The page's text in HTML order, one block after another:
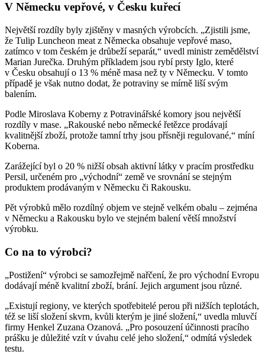
V Německu vepřové, v Česku kuřecí
Největší rozdíly byly zjištěny v masných výrobcích. „Zjistili jsme,
že Tulip Luncheon meat z Německa obsahuje vepřové maso,
zatímco v tom českém je drůbeží separát,“ uvedl ministr zemědělství
Marian Jurečka. Druhým příkladem jsou rybí prsty Iglo, které
v Česku obsahují o 13 % méně masa než ty v Německu. V tomto
případě je však nutno dodat, že potraviny se mírně liší svým
balením.
Podle Miroslava Koberny z Potravinářské komory jsou největší
rozdíly v mase. „Rakouské nebo německé řetězce prodávají
kvalitnější zboží, protože tamní trhy jsou přísněji regulované,“ míní
Koberna.
Zarážející byl o 20 % nižší obsah aktivní látky v pracím prostředku
Persil, určeném pro „východní“ země ve srovnání se stejným
produktem prodávaným v Německu či Rakousku.
Pět výrobků mělo rozdílný objem ve stejně velkém obalu – zejména
v Německu a Rakousku bylo ve stejném balení větší množství
výrobku.
Co na to výrobci?
„Postižení“ výrobci se samozřejmě nařčení, že pro východní Evropu
dodávají méně kvalitní zboží, brání. Jejich argument jsou různé.
„Existují regiony, ve kterých spotřebitelé perou při nižších teplotách,
též se liší složení skvrn, kvůli kterým je jiné složení,“ uvedla mluvčí
firmy Henkel Zuzana Ozanová. „Pro posouzení účinnosti pracího
prášku je důležité vzít v úvahu celé jeho složení,“ odmítá výsledek
testu.